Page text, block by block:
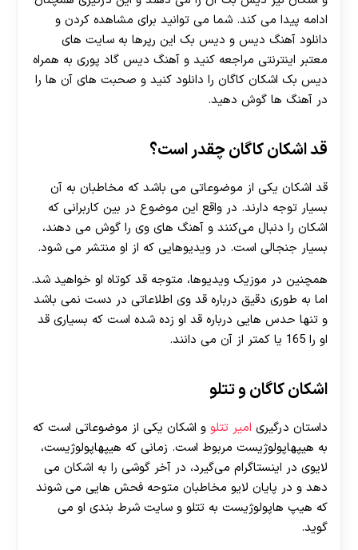
ادامه پیدا می کند. شما می توانید برای مشاهده کردن و
دانلود آهنگ دیس و دیس بک این رپرها به سایت های
معتبر اینترنتی مراجعه کنید و آهنگ دیس گاد پوری به همراه
دیس بک اشکان کاگان را دانلود کنید و صحبت های آن ها را
در آهنگ ها گوش دهید.
قد اشکان کاگان چقدر است؟
قد اشکان یکی از موضوعاتی می باشد که مخاطبان به آن
بسیار توجه دارند. در واقع این موضوع در بین کاربرانی که
اشکان را دنبال می‌کنند و آهنگ های وی را گوش می دهند،
بسیار جنجالی است. در ویدیوهایی که از او منتشر می شود.
همچنین در موزیک ویدیوها، متوجه قد کوتاه او خواهید شد.
اما به طوری دقیق درباره قد وی اطلاعاتی در دست نمی باشد
و تنها حدس هایی درباره قد او زده شده است که بسیاری قد
او را 165 یا کمتر از آن می دانند.
اشکان کاگان و تتلو
داستان درگیری امیر تتلو و اشکان یکی از موضوعاتی است که
به هیپهاپولوژیست مربوط است. زمانی که هیپهاپولوژیست،
لایوی در اینستاگرام می‌گیرد، در آخر گوشی را به اشکان می
دهد و در پایان لایو ‌مخاطبان متوحه فحش هایی می شوند
که هیپ هاپولوژیست به تتلو و سایت شرط بندی او می
گوید.